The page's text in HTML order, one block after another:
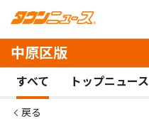
中原区版
すべて トップニュース
戻る